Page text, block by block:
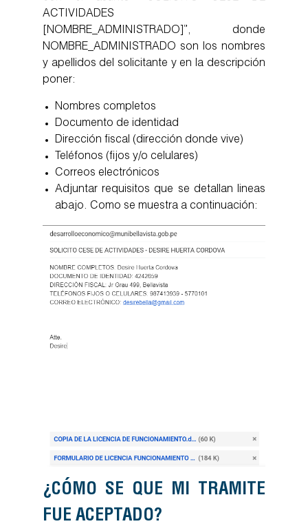
ACTIVIDADES
[NOMBRE_ADMINISTRADO]”, donde
NOMBRE_ADMINISTRADO son los nombres
y apellidos del solicitante y en la descripción
poner:
Nombres completos
Documento de identidad
Dirección fiscal (dirección donde vive)
Teléfonos (fijos y/o celulares)
Correos electrónicos
Adjuntar requisitos que se detallan lineas
abajo. Como se muestra a continuación:
¿CÓMO SE QUE MI TRAMITE
FUE ACEPTADO?